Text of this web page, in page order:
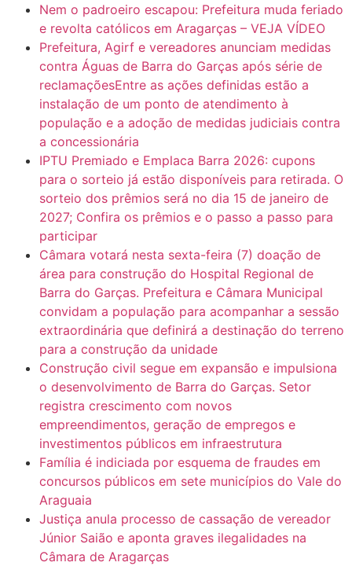
Nem o padroeiro escapou: Prefeitura muda feriado
e revolta católicos em Aragarças – VEJA VÍDEO
Prefeitura, Agirf e vereadores anunciam medidas
contra Águas de Barra do Garças após série de
reclamaçõesEntre as ações definidas estão a
instalação de um ponto de atendimento à
população e a adoção de medidas judiciais contra
a concessionária
IPTU Premiado e Emplaca Barra 2026: cupons
para o sorteio já estão disponíveis para retirada. O
sorteio dos prêmios será no dia 15 de janeiro de
2027; Confira os prêmios e o passo a passo para
participar
Câmara votará nesta sexta-feira (7) doação de
área para construção do Hospital Regional de
Barra do Garças. Prefeitura e Câmara Municipal
convidam a população para acompanhar a sessão
extraordinária que definirá a destinação do terreno
para a construção da unidade
Construção civil segue em expansão e impulsiona
o desenvolvimento de Barra do Garças. Setor
registra crescimento com novos
empreendimentos, geração de empregos e
investimentos públicos em infraestrutura
Família é indiciada por esquema de fraudes em
concursos públicos em sete municípios do Vale do
Araguaia
Justiça anula processo de cassação de vereador
Júnior Saião e aponta graves ilegalidades na
Câmara de Aragarças